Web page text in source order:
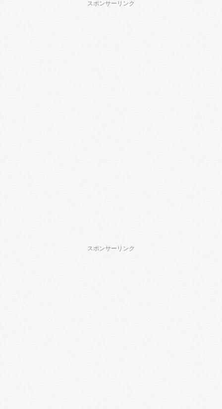
スポンサーリンク
スポンサーリンク